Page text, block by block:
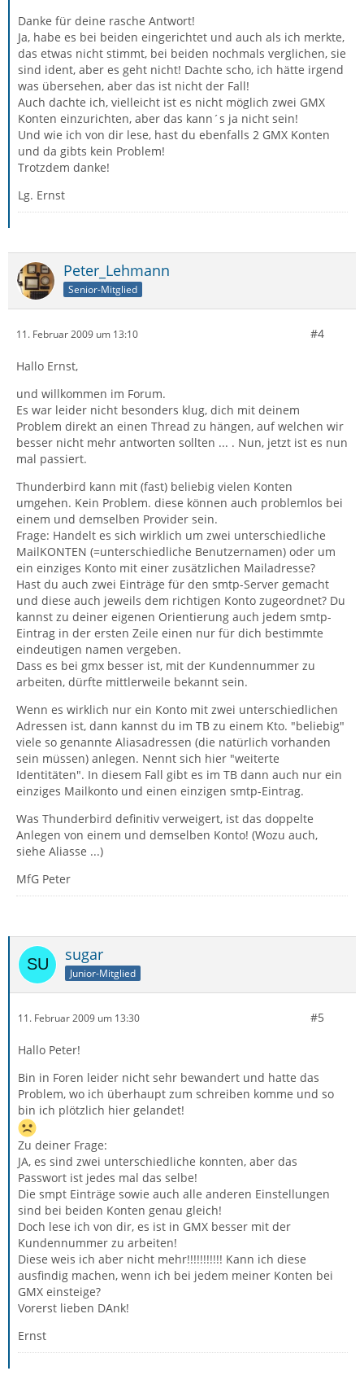
Danke für deine rasche Antwort!
Ja, habe es bei beiden eingerichtet und auch als ich merkte,
das etwas nicht stimmt, bei beiden nochmals verglichen, sie
sind ident, aber es geht nicht! Dachte scho, ich hätte irgend
was übersehen, aber das ist nicht der Fall!
Auch dachte ich, vielleicht ist es nicht möglich zwei GMX
Konten einzurichten, aber das kann´s ja nicht sein!
Und wie ich von dir lese, hast du ebenfalls 2 GMX Konten
und da gibts kein Problem!
Trotzdem danke!
Lg. Ernst
Peter_Lehmann
Senior-Mitglied
11. Februar 2009 um 13:10 #4
Hallo Ernst,
und willkommen im Forum.
Es war leider nicht besonders klug, dich mit deinem
Problem direkt an einen Thread zu hängen, auf welchen wir
besser nicht mehr antworten sollten ... . Nun, jetzt ist es nun
mal passiert.
Thunderbird kann mit (fast) beliebig vielen Konten
umgehen. Kein Problem. diese können auch problemlos bei
einem und demselben Provider sein.
Frage: Handelt es sich wirklich um zwei unterschiedliche
MailKONTEN (=unterschiedliche Benutzernamen) oder um
ein einziges Konto mit einer zusätzlichen Mailadresse?
Hast du auch zwei Einträge für den smtp-Server gemacht
und diese auch jeweils dem richtigen Konto zugeordnet? Du
kannst zu deiner eigenen Orientierung auch jedem smtp-
Eintrag in der ersten Zeile einen nur für dich bestimmte
eindeutigen namen vergeben.
Dass es bei gmx besser ist, mit der Kundennummer zu
arbeiten, dürfte mittlerweile bekannt sein.
Wenn es wirklich nur ein Konto mit zwei unterschiedlichen
Adressen ist, dann kannst du im TB zu einem Kto. "beliebig"
viele so genannte Aliasadressen (die natürlich vorhanden
sein müssen) anlegen. Nennt sich hier "weiterte
Identitäten". In diesem Fall gibt es im TB dann auch nur ein
einziges Mailkonto und einen einzigen smtp-Eintrag.
Was Thunderbird definitiv verweigert, ist das doppelte
Anlegen von einem und demselben Konto! (Wozu auch,
siehe Aliasse ...)
MfG Peter
sugar
Junior-Mitglied
11. Februar 2009 um 13:30 #5
Hallo Peter!
Bin in Foren leider nicht sehr bewandert und hatte das
Problem, wo ich überhaupt zum schreiben komme und so
bin ich plötzlich hier gelandet!
Zu deiner Frage:
JA, es sind zwei unterschiedliche konnten, aber das
Passwort ist jedes mal das selbe!
Die smpt Einträge sowie auch alle anderen Einstellungen
sind bei beiden Konten genau gleich!
Doch lese ich von dir, es ist in GMX besser mit der
Kundennummer zu arbeiten!
Diese weis ich aber nicht mehr!!!!!!!!!!! Kann ich diese
ausfindig machen, wenn ich bei jedem meiner Konten bei
GMX einsteige?
Vorerst lieben DAnk!
Ernst